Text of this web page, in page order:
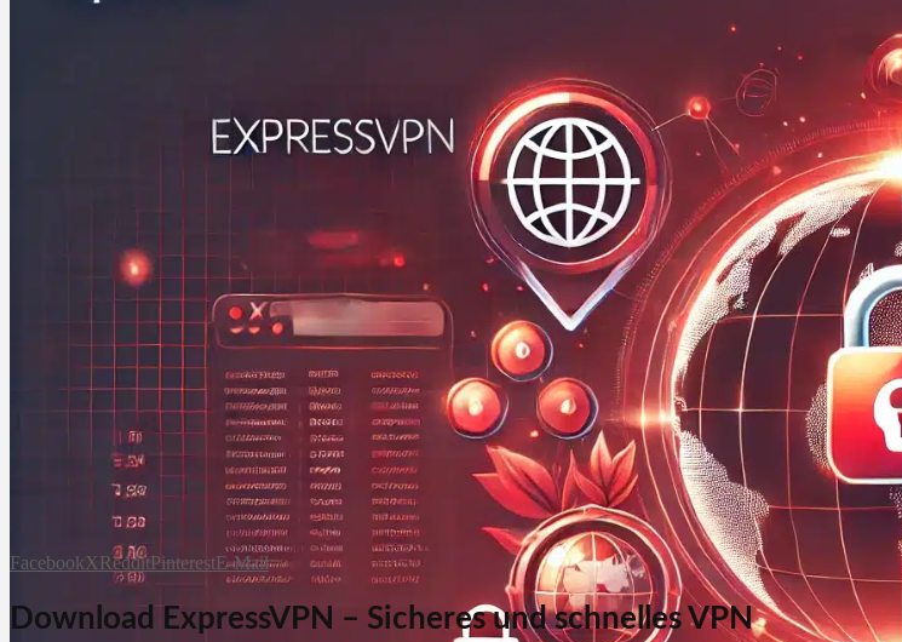
FacebookXRedditPinterestE-Mail
Download ExpressVPN – Sicheres und schnelles VPN